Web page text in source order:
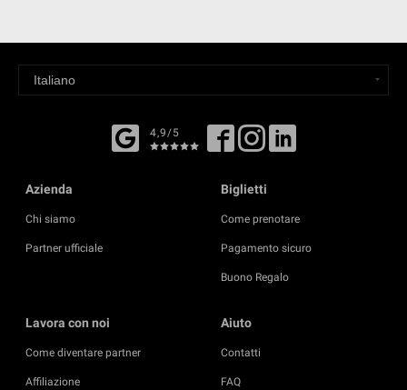
4,9/5
Azienda
Chi siamo
Partner ufficiale
Biglietti
Come prenotare
Pagamento sicuro
Buono Regalo
Lavora con noi
Come diventare partner
Affiliazione
Aiuto
Contatti
FAQ